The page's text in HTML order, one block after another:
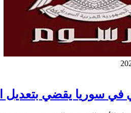
يقضي بتعديل المادة 26 من قانون